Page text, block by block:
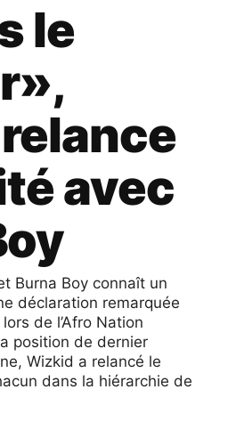
le
avec
Burna Boy connaît un
déclaration remarquée
de l’Afro Nation
position de dernier
Wizkid a relancé le
dans la hiérarchie de